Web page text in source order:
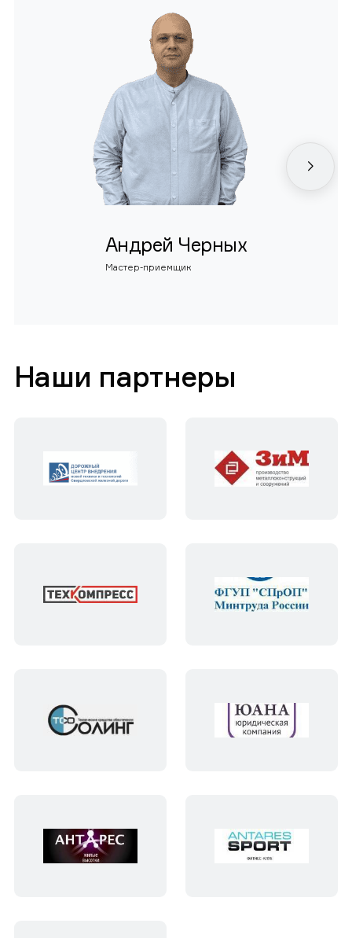
Андрей Черных
Мастер-приемщик
Наши партнеры